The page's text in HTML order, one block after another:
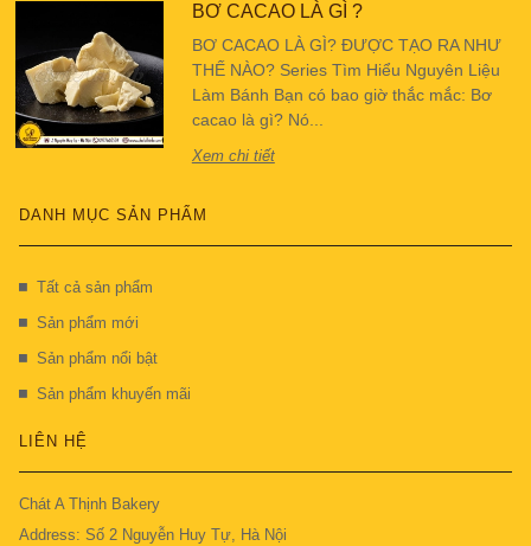
BƠ CACAO LÀ GÌ ?
BƠ CACAO LÀ GÌ? ĐƯỢC TẠO RA NHƯ
THẾ NÀO? Series Tìm Hiểu Nguyên Liệu
Làm Bánh Bạn có bao giờ thắc mắc: Bơ
cacao là gì? Nó...
Xem chi tiết
DANH MỤC SẢN PHẨM
Tất cả sản phẩm
Sản phẩm mới
Sản phẩm nổi bật
Sản phẩm khuyến mãi
LIÊN HỆ
Chát A Thịnh Bakery
Address: Số 2 Nguyễn Huy Tự, Hà Nội